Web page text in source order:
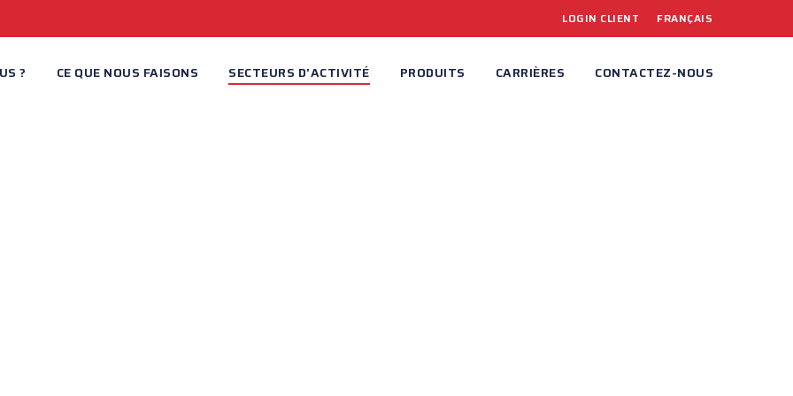
LOGIN CLIENT FRANÇAIS
? CE QUE NOUS FAISONS SECTEURS D'ACTIVITÉ PRODUITS CARRIÈRES CONTACTEZ-NOUS